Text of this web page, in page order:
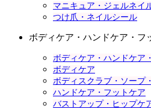
マニキュア・ジェルネイ
つけ爪・ネイルシール
ボディケア・ハンドケア・フ
ボディケア・ハンドケア
ボディケア
ボディスクラブ・ソープ
ハンドケア・フットケア
バストアップ・ヒップケ